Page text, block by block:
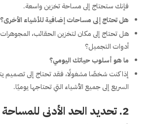
فإنك ستحتاج إلى مساحة تخزين واسعة.
هل تحتاج إلى مساحات إضافية للأشياء الأخرى؟
هل تحتاج إلى مكان لتخزين الحقائب،
أدوات التجميل؟
ما هو أسلوب حياتك اليومي؟
إذا كنت شخصًا مشغولًا، فقد تحتاج إلى تصميم
السريع إلى جميع الأشياء التي تحتاجها يوميًا.
2. تحديد الحد الأدنى للمساحة